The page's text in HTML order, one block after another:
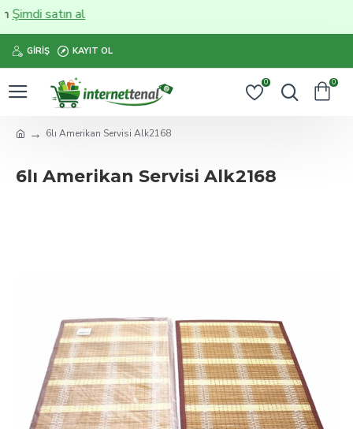
satın al
GIRIŞ KAYIT OL
0 0
6lı Amerikan Servisi Alk2168
6lı Amerikan Servisi Alk2168